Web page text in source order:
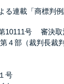
る連載「商標判
10111号 審決取
４部（裁判長裁
号